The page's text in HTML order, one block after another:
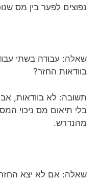
נפוצים לפער בין מס
שאלה: עבודה בשתי
בוודאות החזר?
תשובה: לא בוודאות,
בלי תיאום מס ניכוי
מהנדרש.
שאלה: אם לא יצא